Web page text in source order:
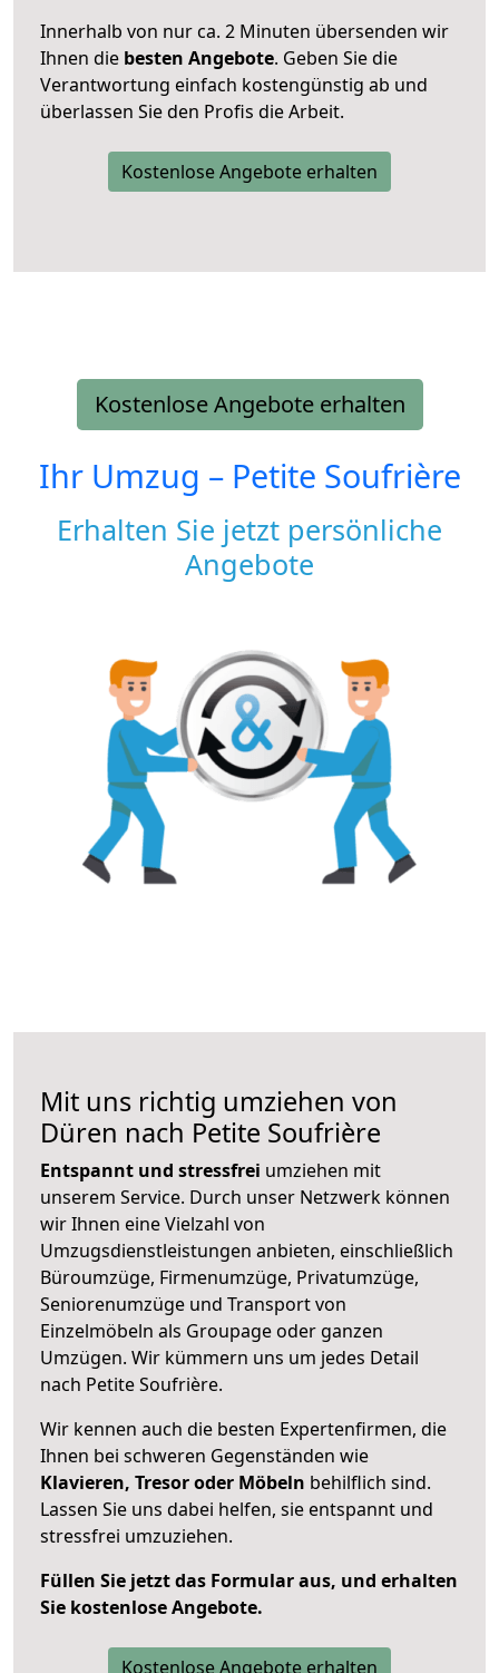
Innerhalb von nur ca. 2 Minuten übersenden wir
Ihnen die besten Angebote. Geben Sie die
Verantwortung einfach kostengünstig ab und
überlassen Sie den Profis die Arbeit.
Kostenlose Angebote erhalten
Kostenlose Angebote erhalten
Ihr Umzug – Petite Soufrière
Erhalten Sie jetzt persönliche
Angebote
Mit uns richtig umziehen von
Düren nach Petite Soufrière
Entspannt und stressfrei umziehen mit
unserem Service. Durch unser Netzwerk können
wir Ihnen eine Vielzahl von
Umzugsdienstleistungen anbieten, einschließlich
Büroumzüge, Firmenumzüge, Privatumzüge,
Seniorenumzüge und Transport von
Einzelmöbeln als Groupage oder ganzen
Umzügen. Wir kümmern uns um jedes Detail
nach Petite Soufrière.
Wir kennen auch die besten Expertenfirmen, die
Ihnen bei schweren Gegenständen wie
Klavieren, Tresor oder Möbeln behilflich sind.
Lassen Sie uns dabei helfen, sie entspannt und
stressfrei umzuziehen.
Füllen Sie jetzt das Formular aus, und erhalten
Sie kostenlose Angebote.
Kostenlose Angebote erhalten